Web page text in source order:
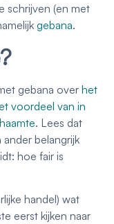
schrijven (en met
gebana.
gebana over het
voordeel van in
. Lees dat
belangrijk
hoe fair is
handel) wat
eerst kijken naar